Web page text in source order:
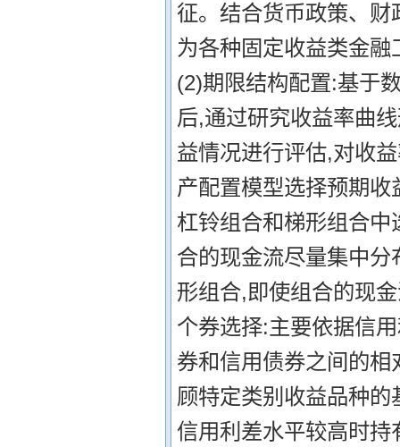
征。结合货币政策、
为各种固定收益类金
(2)期限结构配置:基于
后,通过研究收益率曲
益情况进行评估,对收
产配置模型选择预期
杠铃组合和梯形组合
合的现金流尽量集中
形组合,即使组合的现
个券选择:主要依据信
券和信用债券之间的
顾特定类别收益品种
信用利差水平较高时